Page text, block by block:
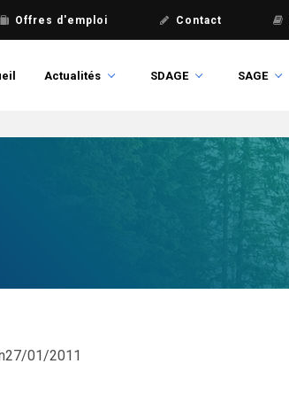
Offres d'emploi Contact
Actualités SDAGE SAGE
27/01/2011